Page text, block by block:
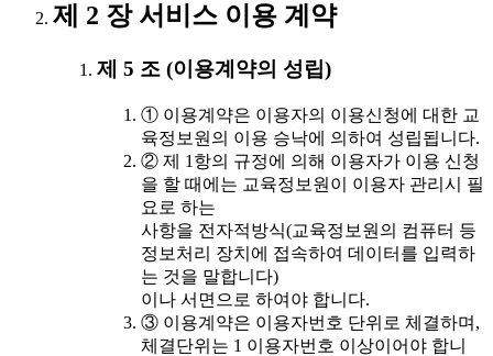
제 2 장 서비스 이용 계약
제 5 조 (이용계약의 성립)
① 이용계약은 이용자의 이용신청에 대한 교
육정보원의 이용 승낙에 의하여 성립됩니다.
② 제 1항의 규정에 의해 이용자가 이용 신청
을 할 때에는 교육정보원이 이용자 관리시 필
요로 하는
사항을 전자적방식(교육정보원의 컴퓨터 등
정보처리 장치에 접속하여 데이터를 입력하
는 것을 말합니다)
이나 서면으로 하여야 합니다.
③ 이용계약은 이용자번호 단위로 체결하며,
체결단위는 1 이용자번호 이상이어야 합니